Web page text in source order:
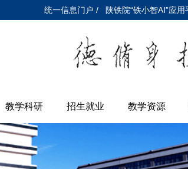
统一信息门户 / 陕铁院“铁小智AI”应用
教学科研 招生就业 教学资源